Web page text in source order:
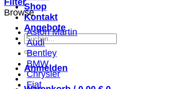
Shop
Kontakt
Angebote
Suchen
nach:
Anmelden
Filter
Browse
Aston Martin
Audi
Bentley
BMW
Chrysler
Fiat